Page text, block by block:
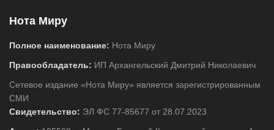
Нота Миру
Полное наименование: Нота Миру
Правообладатель: ИП Архангельский Дмитрий Николаевич
Сетевое издание «Нота Миру» является зарегистрированным
СМИ
Свидетельство: ЭЛ ФС 77-85677 от 28.07.2023